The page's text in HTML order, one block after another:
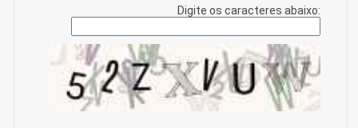
Digite os caracteres abaixo: